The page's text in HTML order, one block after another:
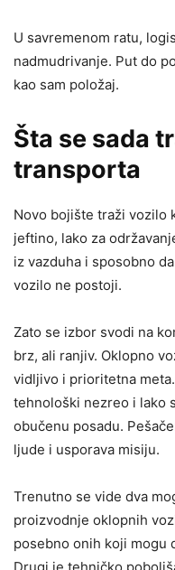
U savremenom ratu,
nadmudrivanje. Put do
kao sam položaj.
Šta se sada
transporta
Novo bojište traži vozilo
jeftino, lako za
iz vazduha i sposobno
vozilo ne postoji.
Zato se izbor svodi na
brz, ali ranjiv. Oklopno
vidljivo i prioritetna
tehnološki nezreo i lako
obučenu posadu.
ljude i usporava misiju.
Trenutno se vide dva
proizvodnje oklopnih
posebno onih koji mogu